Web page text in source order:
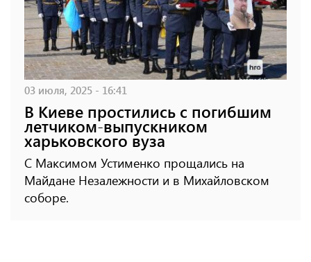
03 июля, 2025 - 16:41
В Киеве простились с погибшим
летчиком-выпускником
харьковского вуза
С Максимом Устименко прощались на
Майдане Незалежности и в Михайловском
соборе.